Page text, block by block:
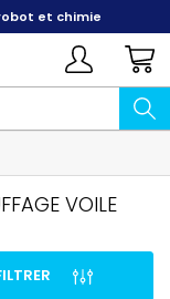
et chimie
VOILE